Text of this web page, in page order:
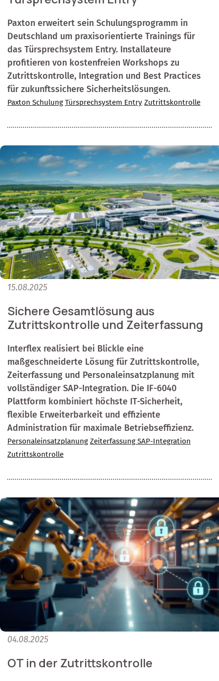
Paxton erweitert sein Schulungsprogramm in
Deutschland um praxisorientierte Trainings für
das Türsprechsystem Entry. Installateure
profitieren von kostenfreien Workshops zu
Zutrittskontrolle, Integration und Best Practices
für zukunftssichere Sicherheitslösungen.
Paxton Schulung Türsprechsystem Entry Zutrittskontrolle
15.08.2025
Sichere Gesamtlösung aus
Zutrittskontrolle und Zeiterfassung
Interflex realisiert bei Blickle eine
maßgeschneiderte Lösung für Zutrittskontrolle,
Zeiterfassung und Personaleinsatzplanung mit
vollständiger SAP-Integration. Die IF-6040
Plattform kombiniert höchste IT-Sicherheit,
flexible Erweiterbarkeit und effiziente
Administration für maximale Betriebseffizienz.
Personaleinsatzplanung Zeiterfassung SAP-Integration
Zutrittskontrolle
04.08.2025
OT in der Zutrittskontrolle